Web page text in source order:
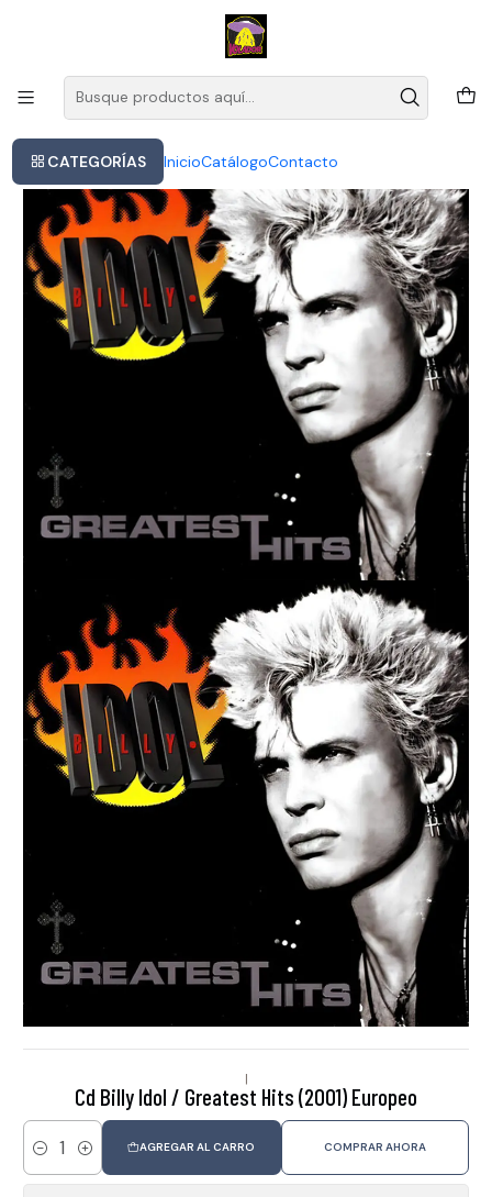
CATEGORÍAS InicioCatálogoContacto
Este es el texto del slide
|
Cd Billy Idol / Greatest Hits (2001) Europeo
Cantidad
AGREGAR AL CARRO COMPRAR AHORA